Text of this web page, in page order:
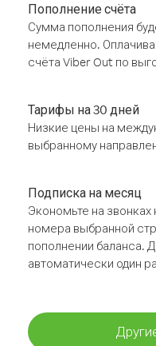
Пополнение счёта
Сумма пополнения
немедленно.
счёта Viber Out по
Тарифы на 30 дней
Низкие цены на
выбранному
Подписка на месяц
Экономьте на
номера выбранной
пополнении баланса.
автоматически один